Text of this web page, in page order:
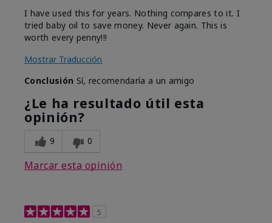
I have used this for years. Nothing compares to it. I
tried baby oil to save money. Never again. This is
worth every penny!!!
Mostrar Traducción
Conclusión Sí, recomendaría a un amigo
¿Le ha resultado útil esta
opinión?
9 0
Marcar esta opinión
5